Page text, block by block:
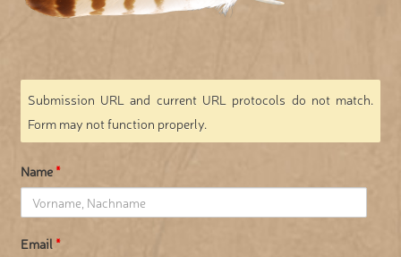
Submission URL and current URL protocols do not match.
Form may not function properly.
Name *
Email *